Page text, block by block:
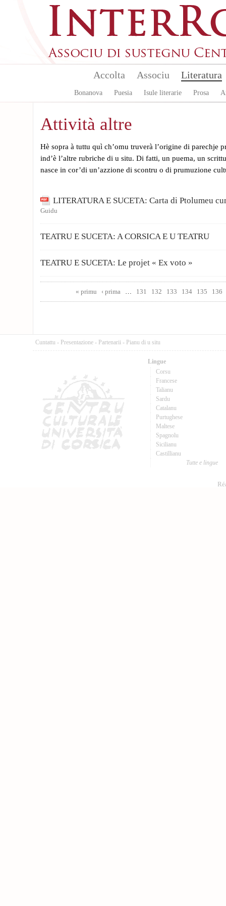
Accolta Associu Literatura
Bonanova Puesia Isule literarie Prosa
Attività altre
Hè sopra à tuttu quì ch’omu truverà l’origine di parechje
ind’è l’altre rubriche di u situ. Di fatti, un puema, un
nasce in cor’di un’azzione di scontru o di prumuzione
LITERATURA E SUCETA: Carta di Ptolumeu
Guidu
TEATRU E SUCETA: A CORSICA E U TEATRU
TEATRU E SUCETA: Le projet « Ex voto »
« primu
‹ prima … 131 132 133 134 135 136
Cuntattu - Presentazione - Partenarii - Pianu di u situ
Lingue
Corsu
Francese
Talianu
Sardu
Catalanu
Purtughese
Maltese
Spagnolu
Sicilianu
Castillianu
Tutte e lingue